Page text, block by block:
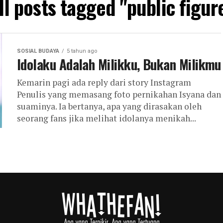
posts tagged "public
SOSIAL BUDAYA 5 tahun ago
Idolaku Adalah Milikku, Bukan Milikmu
Kemarin pagi ada reply dari story Instagram
Penulis yang memasang foto pernikahan Isyana dan
suaminya. Ia bertanya, apa yang dirasakan oleh
seorang fans jika melihat idolanya menikah...